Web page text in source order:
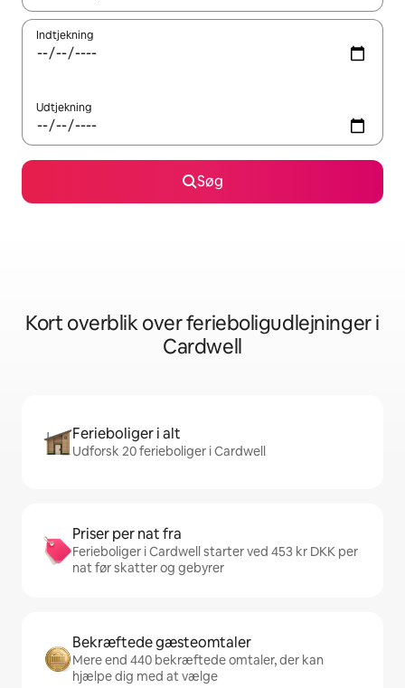
Indtjekning
Udtjekning
Søg
Kort overblik over ferieboligudlejninger i
Cardwell
Ferieboliger i alt
Udforsk 20 ferieboliger i Cardwell
Priser per nat fra
Ferieboliger i Cardwell starter ved 453 kr DKK per
nat før skatter og gebyrer
Bekræftede gæsteomtaler
Mere end 440 bekræftede omtaler, der kan
hjælpe dig med at vælge